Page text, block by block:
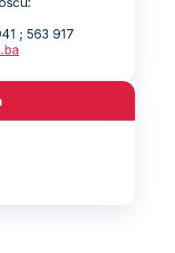
; 563 917